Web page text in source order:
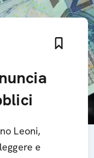
Leoni,
e